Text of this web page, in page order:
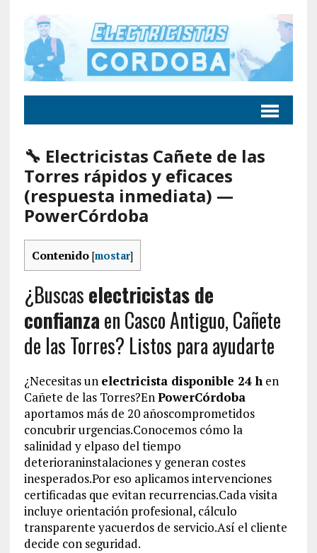
🔧 Electricistas Cañete de las
Torres rápidos y eficaces
(respuesta inmediata) —
PowerCórdoba
Contenido [mostar]
¿Buscaselectricistas de
confianzaen Casco Antiguo, Cañete
de las Torres? Listos para ayudarte
¿Necesitas un electricista disponible 24 hen
Cañete de las Torres?EnPowerCórdoba
aportamos más de 20 añoscomprometidos
concubrir urgencias.Conocemos cómo la
salinidad y elpaso del tiempo
deterioraninstalaciones y generan costes
inesperados.Por eso aplicamos intervenciones
certificadas que evitan recurrencias.Cada visita
incluye orientación profesional, cálculo
transparente yacuerdos de servicio.Así el cliente
decide con seguridad.